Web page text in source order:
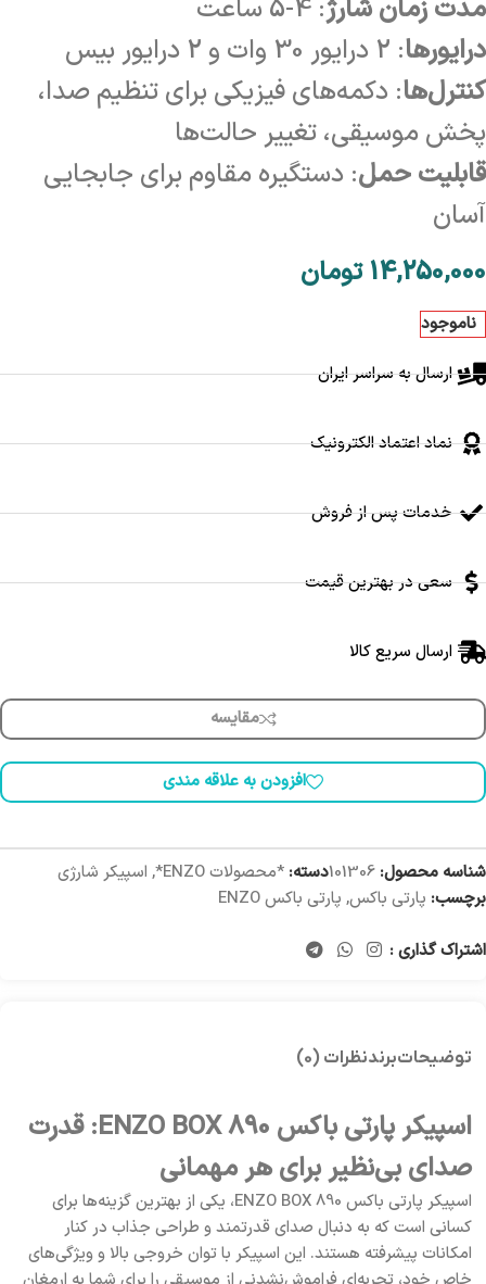
مدت زمان شارژ: 4-5 ساعت
درایورها: 2 درایور 30 وات و 2 درایور بیس
کنترل‌ها: دکمه‌های فیزیکی برای تنظیم صدا،
پخش موسیقی، تغییر حالت‌ها
قابلیت حمل: دستگیره مقاوم برای جابجایی
آسان
14,250,000 تومان
ناموجود
ارسال به سراسر ایران
نماد اعتماد الکترونیک
خدمات پس از فروش
سعی در بهترین قیمت
ارسال سریع کالا
مقایسه
افزودن به علاقه مندی
شناسه محصول: 101306دسته: *محصولات ENZO* , اسپیکر شارژی
برچسب: پارتی باکس, پارتی باکس ENZO
اشتراک گذاری :
توضیحاتبرندنظرات (0)
اسپیکر پارتی باکس ENZO BOX 890: قدرت
صدای بی‌نظیر برای هر مهمانی
اسپیکر پارتی باکس ENZO BOX 890، یکی از بهترین گزینه‌ها برای
کسانی است که به دنبال صدای قدرتمند و طراحی جذاب در کنار
امکانات پیشرفته هستند. این اسپیکر با توان خروجی بالا و ویژگی‌های